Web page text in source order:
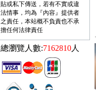
貼或私下傳送，若有不實或違
法情事，均為『內容』提供者
之責任，本站概不負責也不承
擔任何法律責任
總瀏覽人數:7162810人